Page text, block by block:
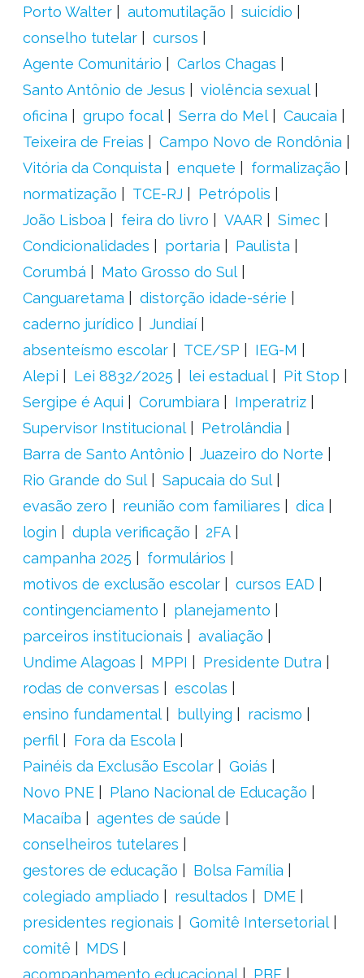
Porto Walter
automutilação
suicídio
conselho tutelar
cursos
Agente Comunitário
Carlos Chagas
Santo Antônio de Jesus
violência sexual
oficina
grupo focal Serra do Mel
Caucaia
Teixeira de Freias
Campo Novo de Rondônia
Vitória da Conquista
enquete
formalização
normatização
TCE-RJ
Petrópolis
João Lisboa
feira do livro VAAR
Simec
Condicionalidades
portaria
Paulista
Corumbá
Mato Grosso do Sul
Canguaretama
distorção idade-série
caderno jurídico
Jundiaí
absenteísmo escolar
TCE/SP
IEG-M
Alepi
Lei 8832/2025 lei estadual
Pit Stop
Sergipe é Aqui
Corumbiara
Imperatriz
Supervisor Institucional
Petrolândia
Barra de Santo Antônio
Juazeiro do Norte
Rio Grande do Sul
Sapucaia do Sul
evasão zero
reunião com familiares
dica
login
dupla verificação
2FA
campanha 2025
formulários
motivos de exclusão escolar
cursos EAD
contingenciamento
planejamento
parceiros institucionais
avaliação
Undime Alagoas
MPPI
Presidente Dutra
rodas de conversas
escolas
ensino fundamental
bullying
racismo
perfil
Fora da Escola
Painéis da Exclusão Escolar
Goiás
Novo PNE
Plano Nacional de Educação
Macaíba
agentes de saúde
conselheiros tutelares
gestores de educação
Bolsa Família
colegiado ampliado
resultados
DME
presidentes regionais
Gomitê Intersetorial
comitê
MDS
acompanhamento educacional
PBF